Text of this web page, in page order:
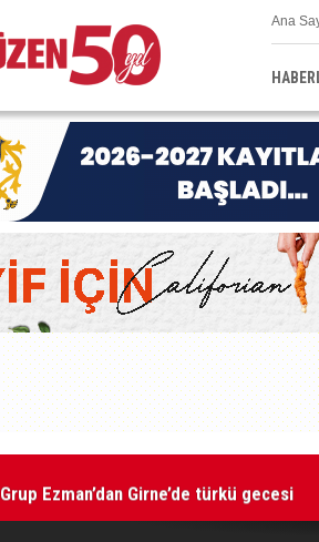
Ana
Grup Ezman’dan Girne’de türkü gecesi